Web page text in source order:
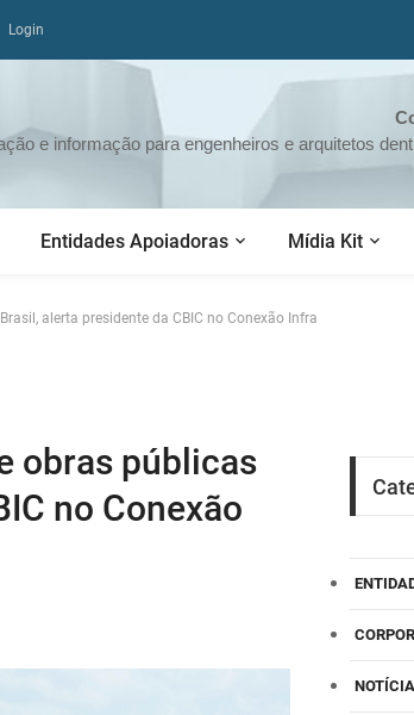
Login
e informação para engenheiros e arquitetos
Entidades Apoiadoras Mídia Kit
alerta presidente da CBIC no Conexão Infra
obras públicas
no Conexão
NOTÍCIA